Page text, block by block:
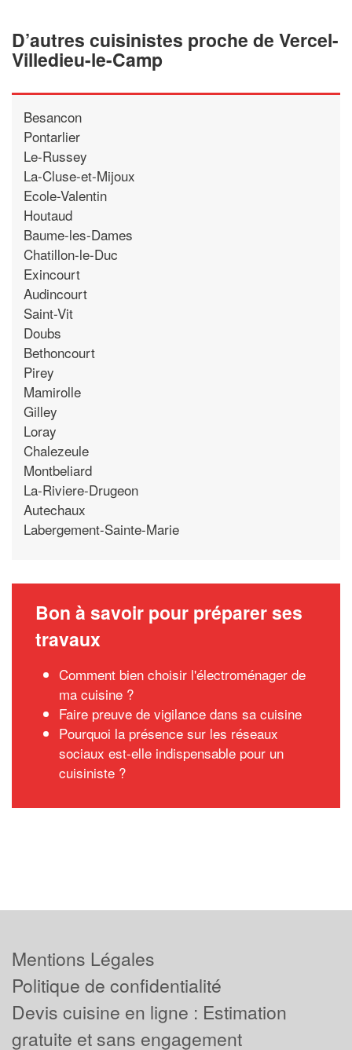
D’autres cuisinistes proche de Vercel-
Villedieu-le-Camp
Besancon
Pontarlier
Le-Russey
La-Cluse-et-Mijoux
Ecole-Valentin
Houtaud
Baume-les-Dames
Chatillon-le-Duc
Exincourt
Audincourt
Saint-Vit
Doubs
Bethoncourt
Pirey
Mamirolle
Gilley
Loray
Chalezeule
Montbeliard
La-Riviere-Drugeon
Autechaux
Labergement-Sainte-Marie
Bon à savoir pour préparer ses
travaux
Comment bien choisir l'électroménager de
ma cuisine ?
Faire preuve de vigilance dans sa cuisine
Pourquoi la présence sur les réseaux
sociaux est-elle indispensable pour un
cuisiniste ?
Mentions Légales
Politique de confidentialité
Devis cuisine en ligne : Estimation
gratuite et sans engagement